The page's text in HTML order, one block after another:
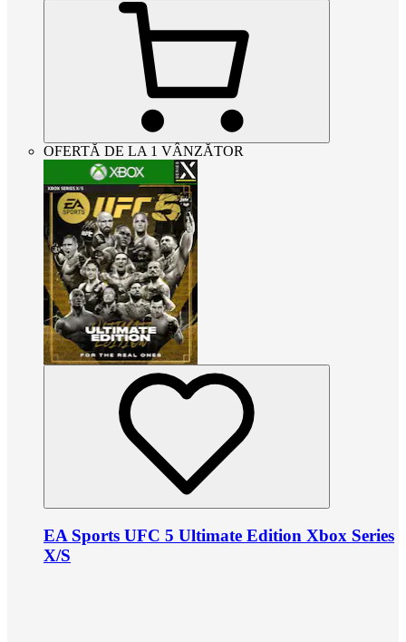
OFERTĂ DE LA 1 VÂNZĂTOR
EA Sports UFC 5 Ultimate Edition Xbox Series
X/S